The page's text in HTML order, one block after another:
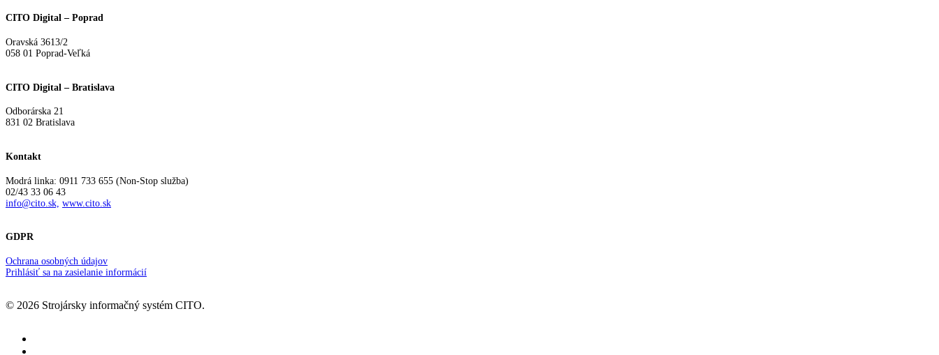
CITO Digital – Poprad
Oravská 3613/2
058 01 Poprad-Veľká
CITO Digital – Bratislava
Odborárska 21
831 02 Bratislava
Kontakt
Modrá linka: 0911 733 655 (Non-Stop služba)
02/43 33 06 43
info@cito.sk, www.cito.sk
GDPR
Ochrana osobných údajov
Prihlásiť sa na zasielanie informácií
© 2026 Strojársky informačný systém CITO.